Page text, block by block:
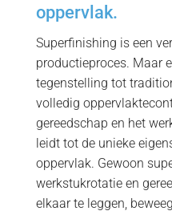
oppervlak.
Superfinishing is een
productieproces. Maar
tegenstelling tot
volledig
gereedschap en het
leidt tot de unieke
oppervlak. Gewoon
werkstukrotatie en
elkaar te leggen,